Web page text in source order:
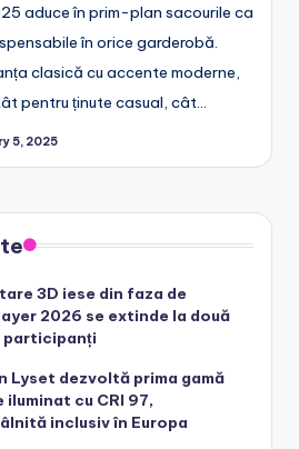
aduce în prim-plan sacourile ca
în orice garderobă.
clasică cu accente moderne,
pentru ținute casual, cât…
5, 2025
3D iese din faza de
2026 se extinde la două
participanți
Lyset dezvoltă prima gamă
cu CRI 97,
inclusiv în Europa